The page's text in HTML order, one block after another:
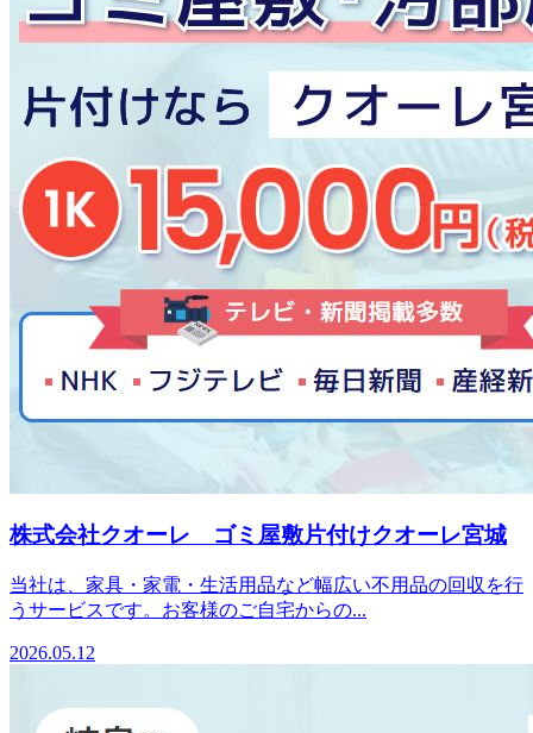
株式会社クオーレ ゴミ屋敷片付けクオーレ宮城
当社は、家具・家電・生活用品など幅広い不用品の回収を行
うサービスです。お客様のご自宅からの...
2026.05.12